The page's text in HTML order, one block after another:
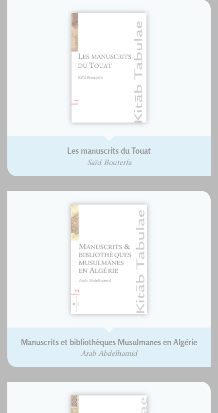
Les manuscrits du Touat
Saïd Bouterfa
Manuscrits et bibliothèques Musulmanes en Algérie
Arab Abdelhamid